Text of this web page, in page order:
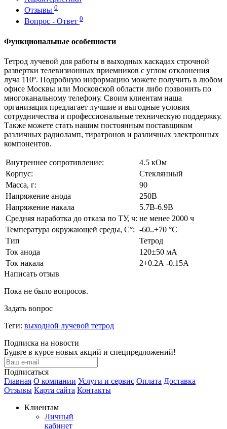
Отзывы 0
Вопрос - Ответ 0
Функциональные особенности
Тетрод лучевой для работы в выходных каскадах строчной
развертки телевизионных приемников с углом отклонения
луча 110º. Подробную информацию можете получить в любом
офисе Москвы или Московской области либо позвонить по
многоканальному телефону. Своим клиентам наша
организация предлагает лучшие и выгодные условия
сотрудничества и профессиональные техническую поддержку.
Также можете стать нашим постоянным поставщиком
различных радиоламп, тиратронов и различных электронных
компонентов.
Внутреннее сопротивление:
4.5 кОм
Корпус:
Стеклянный
Масса, г:
90
Напряжение анода
250В
Напряжение накала
5.7В-6.9В
Средняя наработка до отказа по ТУ, ч: не менее 2000 ч
Температура окружающей среды, С°: -60..+70 °С
Тип
Тетрод
Ток анода
120±50 мА
Ток накала
2+0.2А -0.15А
Написать отзыв
Пока не было вопросов.
Задать вопрос
Теги: выходной лучевой тетрод
Подписка на новости
Будьте в курсе новых акций и спецпредложений!
Подписаться
Главная О компании Услуги и сервис Оплата Доставка
Отзывы Карта сайта Контакты
Клиентам
Личный
кабинет